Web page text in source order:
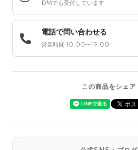
DMでも受付しています
電話で問い合わせる
営業時間 10:00〜19:00
この商品をシェア